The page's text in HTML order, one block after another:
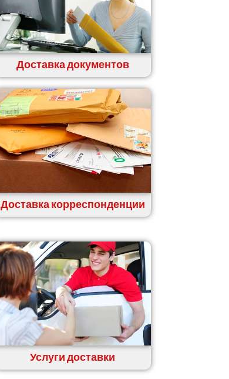
Доставка документов
Доставка корреспонденции
Услуги доставки